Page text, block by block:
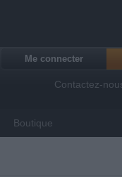
Me connecter
Contactez-
Boutique